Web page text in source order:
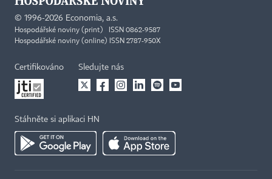
© 1996-2026 Economia, a.s.
Hospodářské noviny (print) ISSN 0862-9587
Hospodářské noviny (online) ISSN 2787-950X
Certifikováno Sledujte nás
Stáhněte si aplikaci HN